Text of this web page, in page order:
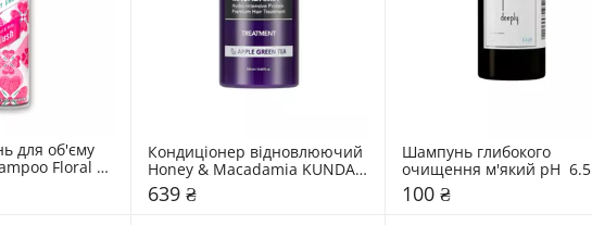
для об'єму
Floral
Кондиціонер відновлюючий
Honey & Macadamia KUNDAL
"Apple Green Tea"
639 ₴
Шампунь глибокого
очищення м'який pH  6.5
Deeply Soft Cleansing
100 ₴